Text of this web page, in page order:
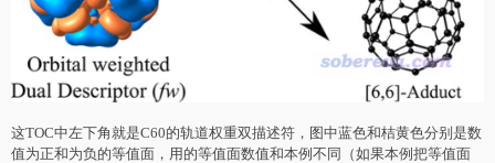
这TOC中左下角就是C60的轨道权重双描述符，图中蓝色和桔黄色分别是数
值为正和为负的等值面，用的等值面数值和本例不同（如果本例把等值面